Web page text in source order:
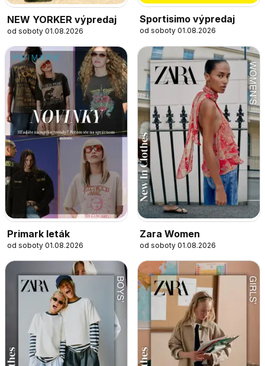
NEW YORKER výpredaj
od soboty 01.08.2026
Sportisimo výpredaj
od soboty 01.08.2026
Primark leták
od soboty 01.08.2026
Zara Women
od soboty 01.08.2026